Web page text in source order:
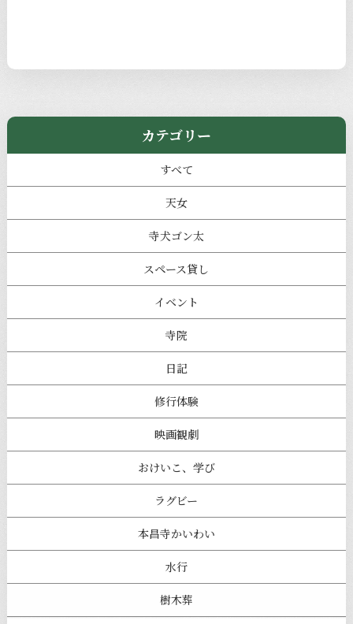
カテゴリー
すべて
天女
寺犬ゴン太
スペース貸し
イベント
寺院
日記
修行体験
映画観劇
おけいこ、学び
ラグビー
本昌寺かいわい
水行
樹木葬